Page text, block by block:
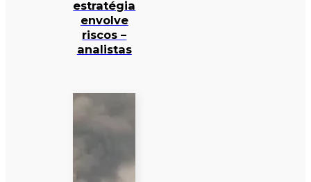
estratégia
envolve
riscos –
analistas